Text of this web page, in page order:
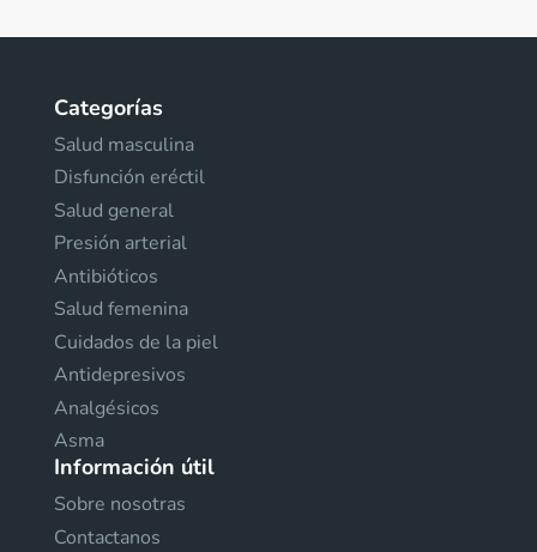
Categorías
Salud masculina
Disfunción eréctil
Salud general
Presión arterial
Antibióticos
Salud femenina
Cuidados de la piel
Antidepresivos
Analgésicos
Asma
Información útil
Sobre nosotras
Contactanos